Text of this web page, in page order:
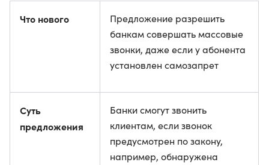
Что нового
Предложение разрешить
банкам совершать массовые
звонки, даже если у абонента
установлен самозапрет
Суть
предложения
Банки смогут звонить
клиентам, если звонок
предусмотрен по закону,
например, обнаружена